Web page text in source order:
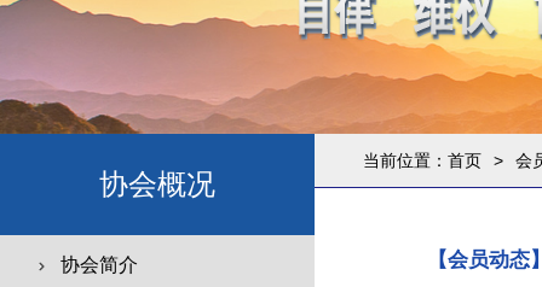
当前位置： 首页 > 会
协会概况
协会简介 【会员动